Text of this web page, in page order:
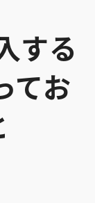
する
てお